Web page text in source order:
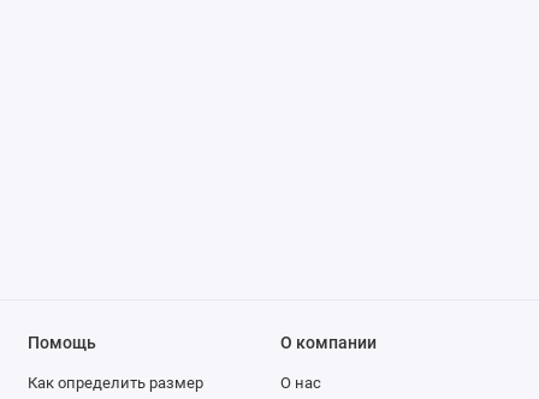
Помощь
Как определить размер
О компании
О нас